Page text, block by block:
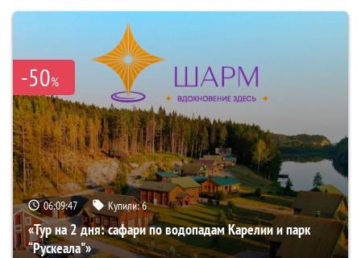
-50%
06:09:46 Купили:6
«Тур на 2 дня: сафари по водопадам Карелии и парк
“Рускеала"»